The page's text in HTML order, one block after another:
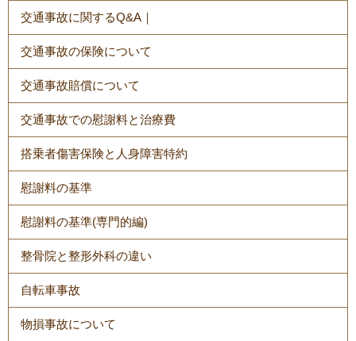
交通事故に関するQ&A｜
交通事故の保険について
交通事故賠償について
交通事故での慰謝料と治療費
搭乗者傷害保険と人身障害特約
慰謝料の基準
慰謝料の基準(専門的編)
整骨院と整形外科の違い
自転車事故
物損事故について